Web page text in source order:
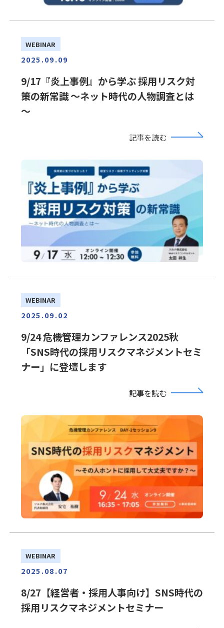
WEBINAR
2025.09.09
9/17『炎上事例』から学ぶ 採用リスク対
策の新常識 ～ネット時代の人物調査とは
～
記事を読む
WEBINAR
2025.09.02
9/24 危機管理カンファレンス2025秋
「SNS時代の採用リスクマネジメントセミ
ナー」に登壇します
記事を読む
WEBINAR
2025.08.07
8/27【経営者・採用人事向け】SNS時代の
採用リスクマネジメントセミナー